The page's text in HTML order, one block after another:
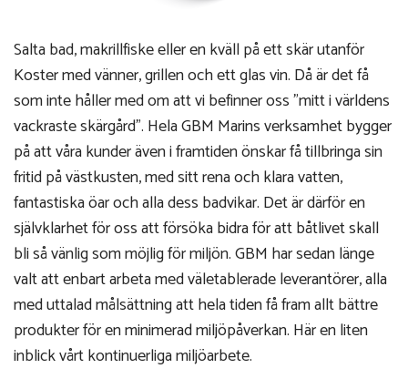
Salta bad, makrillfiske eller en kväll på ett skär utanför
Koster med vänner, grillen och ett glas vin. Då är det få
som inte håller med om att vi befinner oss ”mitt i världens
vackraste skärgård”. Hela GBM Marins verksamhet bygger
på att våra kunder även i framtiden önskar få tillbringa sin
fritid på västkusten, med sitt rena och klara vatten,
fantastiska öar och alla dess badvikar. Det är därför en
självklarhet för oss att försöka bidra för att båtlivet skall
bli så vänlig som möjlig för miljön. GBM har sedan länge
valt att enbart arbeta med väletablerade leverantörer, alla
med uttalad målsättning att hela tiden få fram allt bättre
produkter för en minimerad miljöpåverkan. Här en liten
inblick vårt kontinuerliga miljöarbete.